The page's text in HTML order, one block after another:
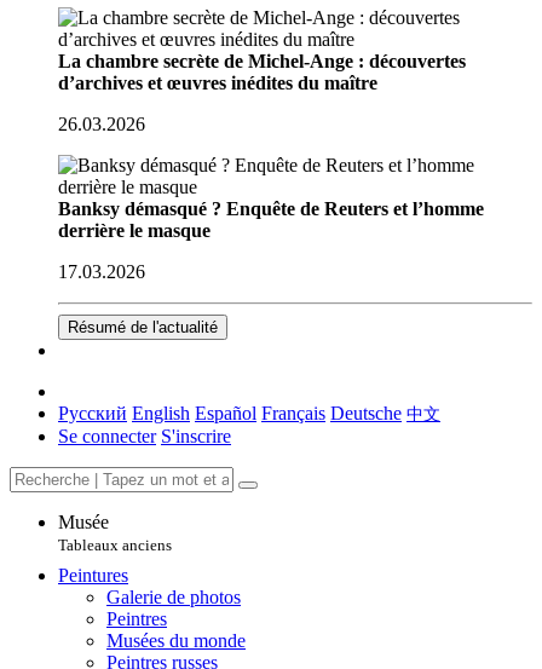
La chambre secrète de Michel-Ange : découvertes
d’archives et œuvres inédites du maître
26.03.2026
Banksy démasqué ? Enquête de Reuters et l’homme
derrière le masque
17.03.2026
Résumé de l'actualité
Русский English Español Français Deutsche 中文
Se connecter S'inscrire
Musée
Tableaux anciens
Peintures
Galerie de photos
Peintres
Musées du monde
Peintres russes